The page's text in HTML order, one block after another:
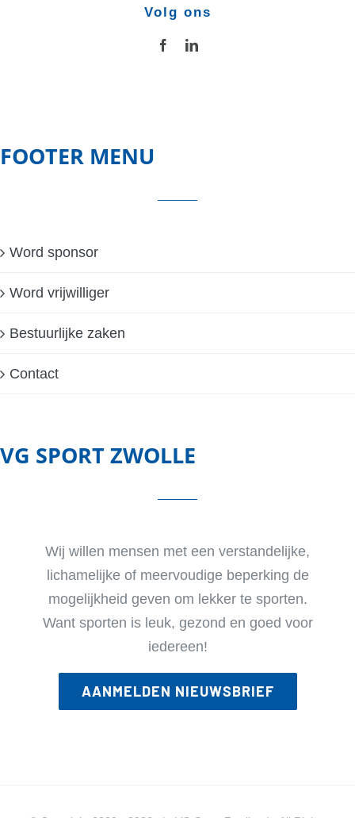
Volg ons
FOOTER MENU
Word sponsor
Word vrijwilliger
Bestuurlijke zaken
Contact
VG SPORT ZWOLLE
Wij willen mensen met een verstandelijke,
lichamelijke of meervoudige beperking de
mogelijkheid geven om lekker te sporten.
Want sporten is leuk, gezond en goed voor
iedereen!
AANMELDEN NIEUWSBRIEF